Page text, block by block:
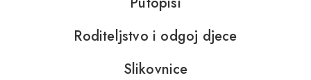
Roditeljstvo i odgoj djece
Slikovnice